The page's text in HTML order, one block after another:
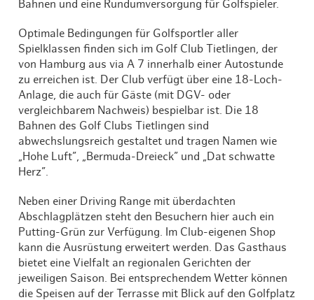
Bahnen und eine Rundumversorgung für Golfspieler.
Optimale Bedingungen für Golfsportler aller
Spielklassen finden sich im Golf Club Tietlingen, der
von Hamburg aus via A 7 innerhalb einer Autostunde
zu erreichen ist. Der Club verfügt über eine 18-Loch-
Anlage, die auch für Gäste (mit DGV- oder
vergleichbarem Nachweis) bespielbar ist. Die 18
Bahnen des Golf Clubs Tietlingen sind
abwechslungsreich gestaltet und tragen Namen wie
„Hohe Luft”, „Bermuda-Dreieck” und „Dat schwatte
Herz”.
Neben einer Driving Range mit überdachten
Abschlagplätzen steht den Besuchern hier auch ein
Putting-Grün zur Verfügung. Im Club-eigenen Shop
kann die Ausrüstung erweitert werden. Das Gasthaus
bietet eine Vielfalt an regionalen Gerichten der
jeweiligen Saison. Bei entsprechendem Wetter können
die Speisen auf der Terrasse mit Blick auf den Golfplatz